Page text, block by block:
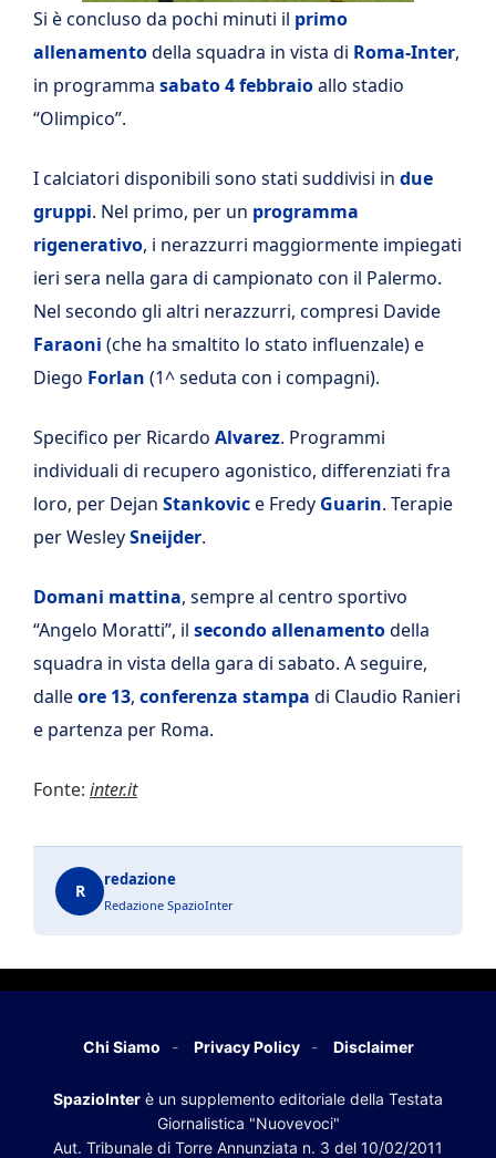
Si è concluso da pochi minuti il primo
allenamentodella squadra in vista di Roma-Inter,
in programma sabato 4 febbraioallo stadio
“Olimpico”.
I calciatori disponibili sono stati suddivisi in due
gruppi. Nel primo, per un programma
rigenerativo, i nerazzurri maggiormente impiegati
ieri sera nella gara di campionato con il Palermo.
Nel secondo gli altri nerazzurri, compresi Davide
Faraoni (che ha smaltito lo stato influenzale) e
Diego Forlan (1^ seduta con i compagni).
Specifico per Ricardo Alvarez. Programmi
individuali di recupero agonistico, differenziati fra
loro, per Dejan Stankovice Fredy Guarin. Terapie
per WesleySneijder.
Domani mattina, sempre al centro sportivo
“Angelo Moratti”, il secondo allenamentodella
squadra in vista della gara di sabato. A seguire,
dalleore 13, conferenza stampa di Claudio Ranieri
e partenza per Roma.
Fonte: inter.it
R
redazione
Redazione SpazioInter
Chi Siamo Privacy Policy Disclaimer
SpazioInter è un supplemento editoriale della Testata
Giornalistica "Nuovevoci"
Aut. Tribunale di Torre Annunziata n. 3 del 10/02/2011